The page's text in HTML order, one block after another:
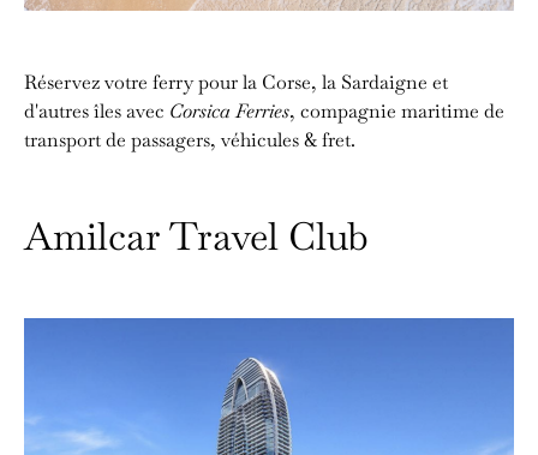
Réservez votre ferry pour la Corse, la Sardaigne et
d'autres îles avec Corsica Ferries, compagnie maritime de
transport de passagers, véhicules & fret.
Amilcar Travel Club